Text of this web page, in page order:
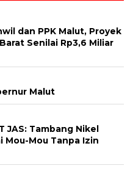
dan PPK Malut, Proyek
Senilai Rp3,6 Miliar
Malut
JAS: Tambang Nikel
Mou-Mou Tanpa Izin